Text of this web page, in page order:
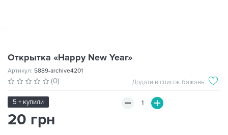
Открытка «Happy New Year»
Артикул: 5889-archive4201
(0) Додати в список бажань
5 + купили
20 грн